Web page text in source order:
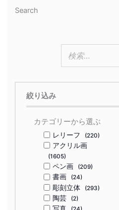
Search
絞り込み
カテゴリーから選ぶ
レリーフ (220)
アクリル画
(1605)
ペン画 (209)
書画 (24)
彫刻立体 (293)
陶芸 (2)
写真